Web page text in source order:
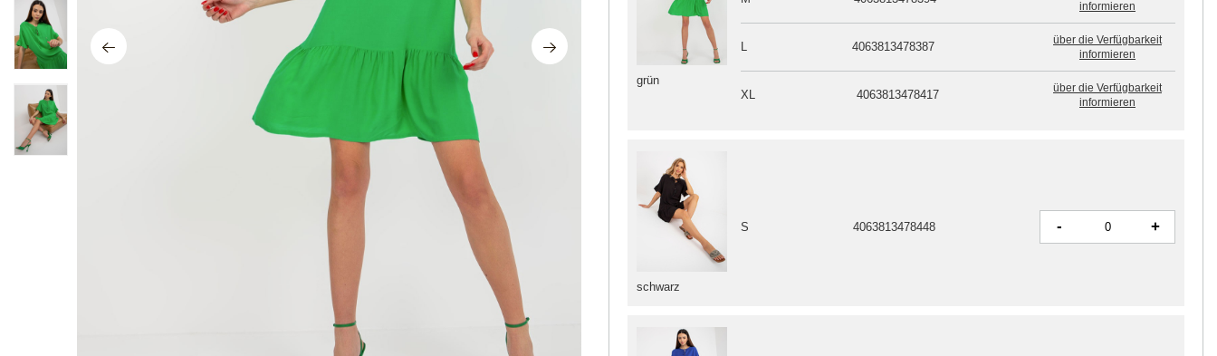
schwarz
S 4063813478448 - +
grün
informieren
L 4063813478387
über die Verfügbarkeit
informieren
XL 4063813478417
über die Verfügbarkeit
informieren